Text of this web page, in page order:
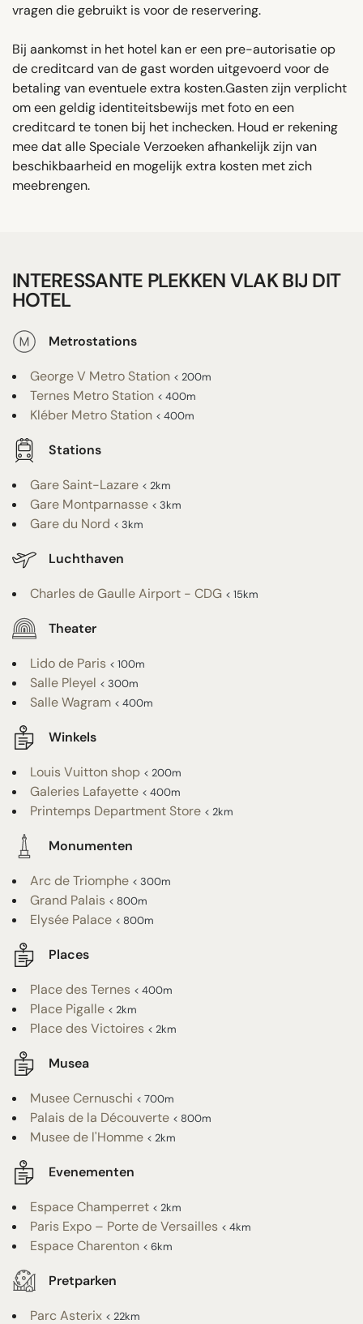
vragen die gebruikt is voor de reservering.
Bij aankomst in het hotel kan er een pre-autorisatie op
de creditcard van de gast worden uitgevoerd voor de
betaling van eventuele extra kosten.Gasten zijn verplicht
om een ​​geldig identiteitsbewijs met foto en een
creditcard te tonen bij het inchecken. Houd er rekening
mee dat alle Speciale Verzoeken afhankelijk zijn van
beschikbaarheid en mogelijk extra kosten met zich
meebrengen.
INTERESSANTE PLEKKEN VLAK BIJ DIT
HOTEL
Metrostations
George V Metro Station < 200m
Ternes Metro Station < 400m
Kléber Metro Station < 400m
Stations
Gare Saint-Lazare < 2km
Gare Montparnasse < 3km
Gare du Nord < 3km
Luchthaven
Charles de Gaulle Airport - CDG < 15km
Theater
Lido de Paris < 100m
Salle Pleyel < 300m
Salle Wagram < 400m
Winkels
Louis Vuitton shop < 200m
Galeries Lafayette < 400m
Printemps Department Store < 2km
Monumenten
Arc de Triomphe < 300m
Grand Palais < 800m
Elysée Palace < 800m
Places
Place des Ternes < 400m
Place Pigalle < 2km
Place des Victoires < 2km
Musea
Musee Cernuschi < 700m
Palais de la Découverte < 800m
Musee de l'Homme < 2km
Evenementen
Espace Champerret < 2km
Paris Expo – Porte de Versailles < 4km
Espace Charenton < 6km
Pretparken
Parc Asterix < 22km